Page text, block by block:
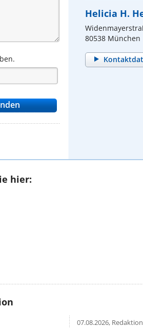
Helicia H.
80538 München
hier:
07.08.2026,